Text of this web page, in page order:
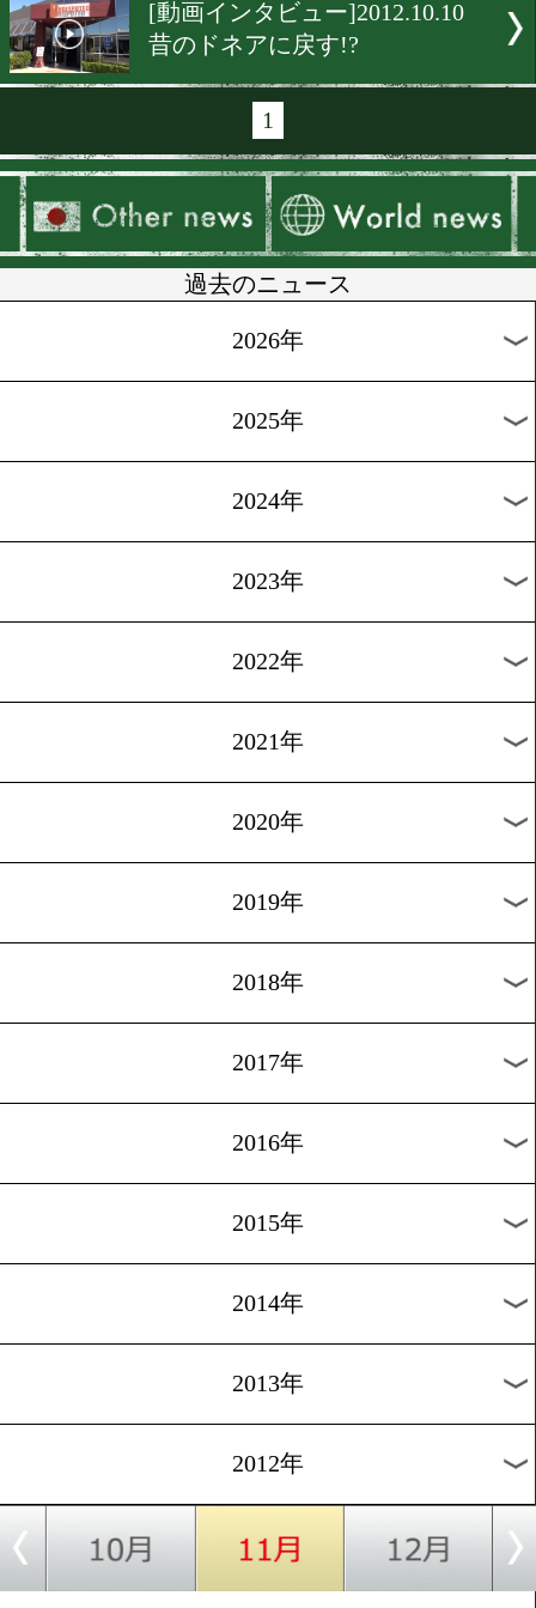
[動画インタビュー
さあ、どっちが強い?
[動画インタビュー
一番タフな試合になる
[インタビュー]2012.10.10
関西のホープ達
[直撃インタビュー
ボクシングはプライド!!
[動画インタビュー
昔のドネアに戻す!?
1
過去のニュース
2025年
2024年
2022年
2020年